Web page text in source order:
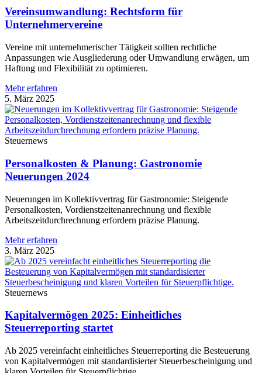
Vereinsumwandlung: Rechtsform für
Unternehmervereine
Vereine mit unternehmerischer Tätigkeit sollten rechtliche
Anpassungen wie Ausgliederung oder Umwandlung erwägen, um
Haftung und Flexibilität zu optimieren.
Mehr erfahren
5. März 2025
Steuernews
Personalkosten & Planung: Gastronomie
Neuerungen 2024
Neuerungen im Kollektivvertrag für Gastronomie: Steigende
Personalkosten, Vordienstzeitenanrechnung und flexible
Arbeitszeitdurchrechnung erfordern präzise Planung.
Mehr erfahren
3. März 2025
Steuernews
Kapitalvermögen 2025: Einheitliches
Steuerreporting startet
Ab 2025 vereinfacht einheitliches Steuerreporting die Besteuerung
von Kapitalvermögen mit standardisierter Steuerbescheinigung und